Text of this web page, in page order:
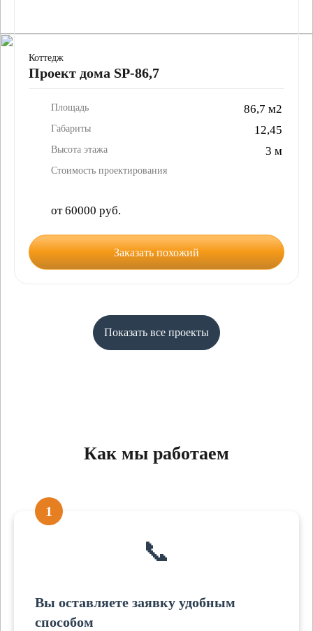
Коттедж
Проект дома SP-86,7
Площадь 86,7 м2
Габариты 12,45
Высота этажа 3 м
Стоимость проектирования
от 60000 руб.
Заказать похожий
Показать все проекты
Как мы работаем
1
📞
Вы оставляете заявку удобным
способом